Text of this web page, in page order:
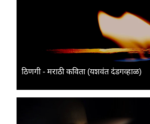
ठिणगी - मराठी कविता (यशवंत दंडगव्हाळ)